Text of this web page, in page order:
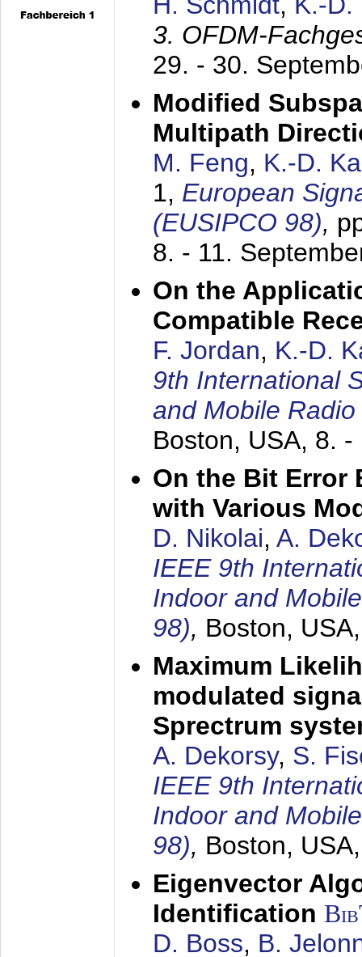
3. OFDM-
29. - 30.
Modified
Multipath
M. Feng, K.-D.
1, European
(EUSIPCO 98),
8. - 11.
On the
Compatible
F. Jordan, K.-D.
9th International
and Mobile
Boston, USA, 8. -
On the Bit Error
with Various
D. Nikolai, A.
IEEE 9th
Indoor and
98), Boston,
Maximum
modulated
Sprectrum
A. Dekorsy, S.
IEEE 9th
Indoor and
98), Boston,
Eigenvector
Identification
D. Boss, B.